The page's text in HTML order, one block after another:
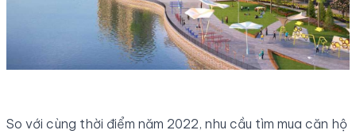
So với cùng thời điểm năm 2022, nhu cầu tìm mua căn hộ